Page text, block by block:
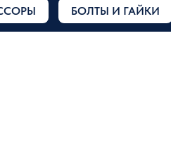
БОЛТЫ И ГАЙКИ